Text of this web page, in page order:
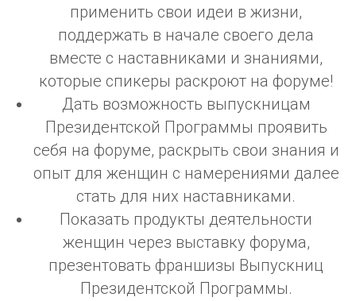
применить свои идеи в жизни,
поддержать в начале своего дела
вместе с наставниками и знаниями,
которые спикеры раскроют на форуме!
Дать возможность выпускницам
Президентской Программы проявить
себя на форуме, раскрыть свои знания и
опыт для женщин с намерениями далее
стать для них наставниками.
Показать продукты деятельности
женщин через выставку форума,
презентовать франшизы Выпускниц
Президентской Программы.